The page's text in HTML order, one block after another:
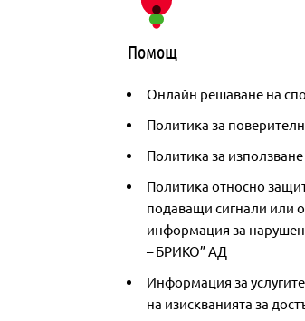
Помощ
Онлайн решаване на
Политика за
Политика за
Политика относно
подаващи сигнали или
информация за
– БРИКО” АД
Информация за
на изискванията за